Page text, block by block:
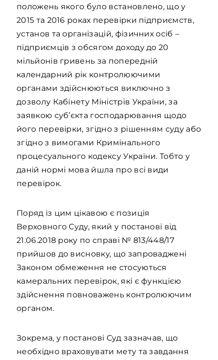
положень якого було встановлено, що у
2015 та 2016 роках перевірки підприємств,
установ та організацій, фізичних осіб –
підприємців з обсягом доходу до 20
мільйонів гривень за попередній
календарний рік контролюючими
органами здійснюються виключно з
дозволу Кабінету Міністрів України, за
заявкою суб’єкта господарювання щодо
його перевірки, згідно з рішенням суду або
згідно з вимогами Кримінального
процесуального кодексу України. Тобто у
даній нормі мова йшла про всі види
перевірок.
Поряд із цим цікавою є позиція
Верховного Суду, який у постанові від
21.06.2018 року по справі № 813/448/17
прийшов до висновку, що запроваджені
Законом обмеження не стосуються
камеральних перевірок, які є функцією
здійснення повноважень контролюючим
органом.
Зокрема, у постанові Суд зазначав, що
необхідно враховувати мету та завдання